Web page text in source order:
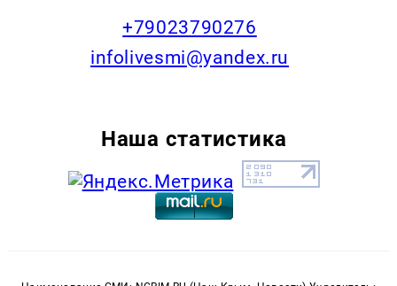
+79023790276
infolivesmi@yandex.ru
Наша статистика